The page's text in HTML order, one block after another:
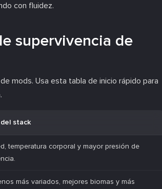
con fluidez.
supervivencia de
mods. Usa esta tabla de inicio rápido para
stack
temperatura corporal y mayor presión de
más variados, mejores biomas y más